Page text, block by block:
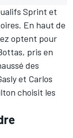
Sprint et
En haut de
optent pour
, pris en
des
et Carlos
choisit les